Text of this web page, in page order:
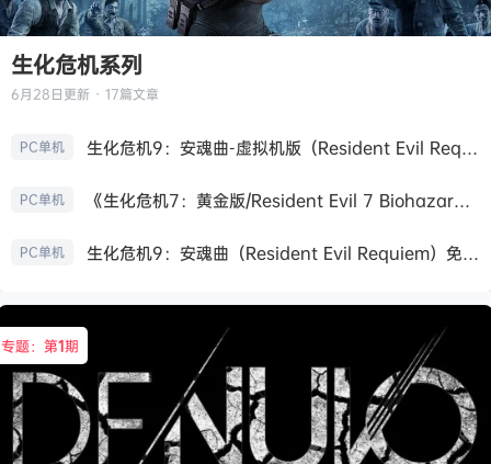
生化危机系列
6月28日更新 · 17篇文章
PC单机 生化危机9：安魂曲-虚拟机版（Resident Evil Requiem HYPERVISOR）免安装中文版
PC单机 《生化危机7：黄金版/Resident Evil 7 Biohazard》免安装中文版
PC单机 生化危机9：安魂曲（Resident Evil Requiem）免安装中文版
专题：第1期